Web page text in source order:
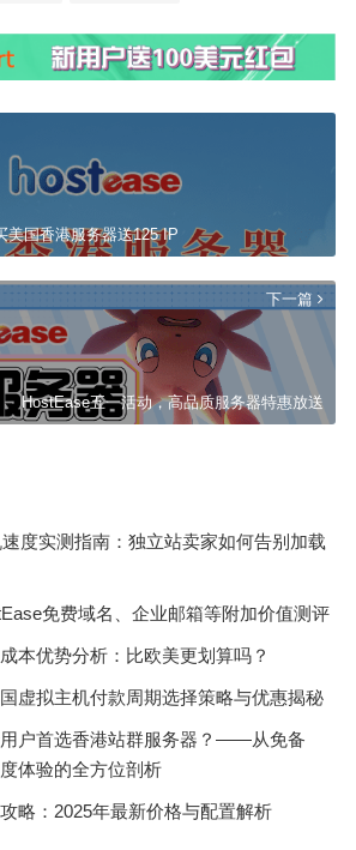
美国香港服务器送125 IP
下一篇
HostEase五一活动，高品质服务器特惠放送
度实测指南：独立站卖家如何告别加载
免费域名、企业邮箱等附加价值测评
本优势分析：比欧美更划算吗？
虚拟主机付款周期选择策略与优惠揭秘
户首选香港站群服务器？——从免备
体验的全方位剖析
略：2025年最新价格与配置解析